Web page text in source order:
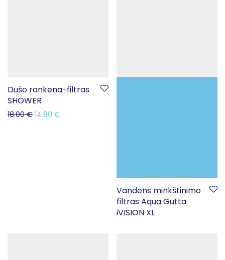
Dušo rankena-filtras
SHOWER
18.00€ 14.80 €
Vandens minkštinimo
filtras Aqua Gutta
iVISION XL